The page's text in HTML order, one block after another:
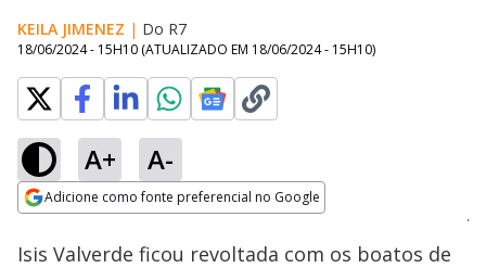
KEILA JIMENEZ | Do R7
18/06/2024 - 15H10 (ATUALIZADO EM 18/06/2024 - 15H10)
A+ A-
Adicione como fonte preferencial no Google
Ativar
100.00%
Isis Valverde ficou revoltada com os boatos de